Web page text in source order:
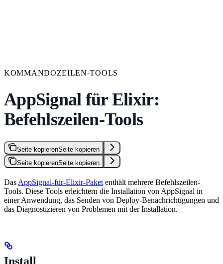
KOMMANDOZEILEN-TOOLS
AppSignal für Elixir:
Befehlszeilen-Tools
Seite kopierenSeite kopieren
Seite kopierenSeite kopieren
Das AppSignal-für-Elixir-Paket enthält mehrere Befehlszeilen-
Tools. Diese Tools erleichtern die Installation von AppSignal in
einer Anwendung, das Senden von Deploy-Benachrichtigungen und
das Diagnostizieren von Problemen mit der Installation.
Install